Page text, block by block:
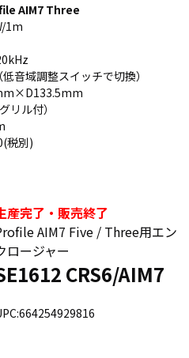
AIM7 Three
1m
音域調整スイッチで切換）
リル付）
税別)
産完了・販売終了
AIM7 Five / Three用エン
ロージャー
CRS6/AIM7